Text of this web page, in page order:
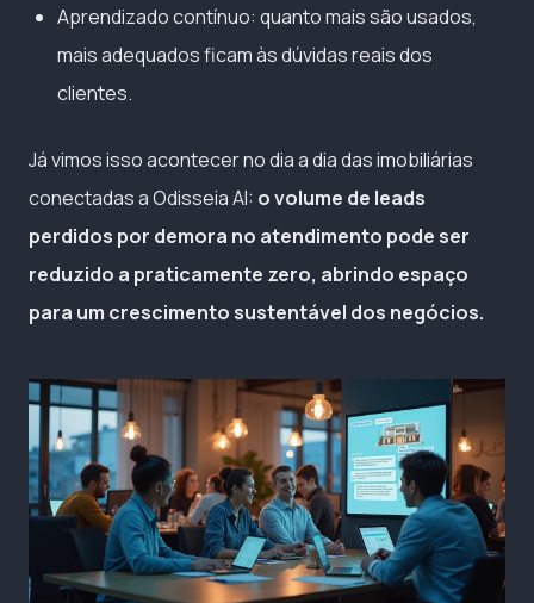
Aprendizado contínuo: quanto mais são usados,
mais adequados ficam às dúvidas reais dos
clientes.
Já vimos isso acontecer no dia a dia das imobiliárias
conectadas a Odisseia AI: o volume de leads
perdidos por demora no atendimento pode ser
reduzido a praticamente zero, abrindo espaço
para um crescimento sustentável dos negócios.